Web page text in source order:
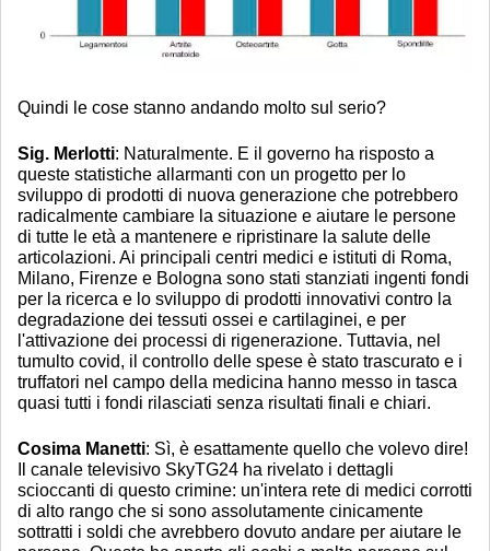
Quindi le cose stanno andando molto sul serio?
Sig. Merlotti: Naturalmente. E il governo ha risposto a
queste statistiche allarmanti con un progetto per lo
sviluppo di prodotti di nuova generazione che potrebbero
radicalmente cambiare la situazione e aiutare le persone
di tutte le età a mantenere e ripristinare la salute delle
articolazioni. Ai principali centri medici e istituti di Roma,
Milano, Firenze e Bologna sono stati stanziati ingenti fondi
per la ricerca e lo sviluppo di prodotti innovativi contro la
degradazione dei tessuti ossei e cartilaginei, e per
l'attivazione dei processi di rigenerazione. Tuttavia, nel
tumulto covid, il controllo delle spese è stato trascurato e i
truffatori nel campo della medicina hanno messo in tasca
quasi tutti i fondi rilasciati senza risultati finali e chiari.
Cosima Manetti: Sì, è esattamente quello che volevo dire!
Il canale televisivo SkyTG24 ha rivelato i dettagli
scioccanti di questo crimine: un'intera rete di medici corrotti
di alto rango che si sono assolutamente cinicamente
sottratti i soldi che avrebbero dovuto andare per aiutare le